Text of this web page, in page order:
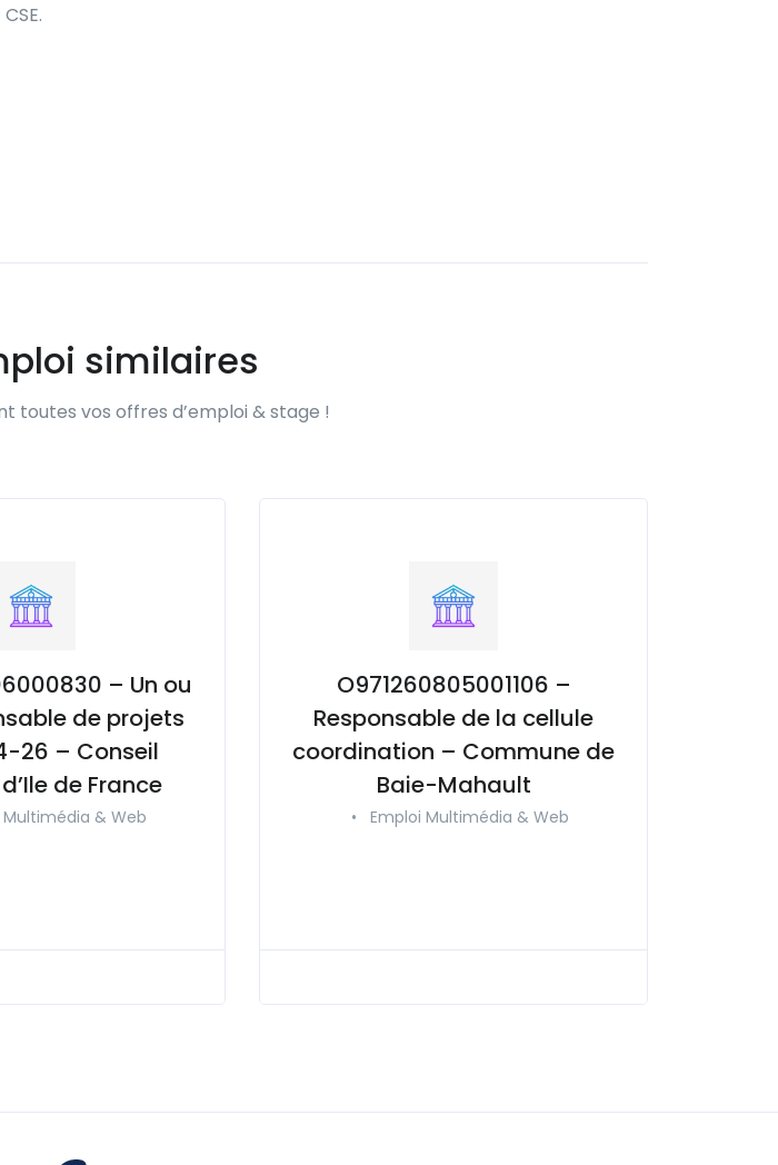
similaires
toutes vos offres d’emploi & stage !
– Un ou
de projets
26 – Conseil
de France
Multimédia & Web
O971260805001106 –
Responsable de la cellule
coordination – Commune de
Baie-Mahault
• Emploi Multimédia & Web